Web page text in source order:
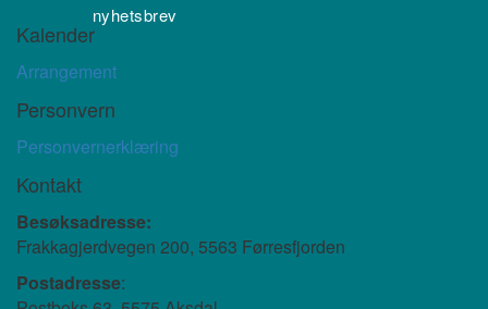
nyhetsbrev
Kalender
Arrangement
Personvern
Personvernerklæring
Kontakt
Besøksadresse:
Frakkagjerdvegen 200, 5563 Førresfjorden
Postadresse: